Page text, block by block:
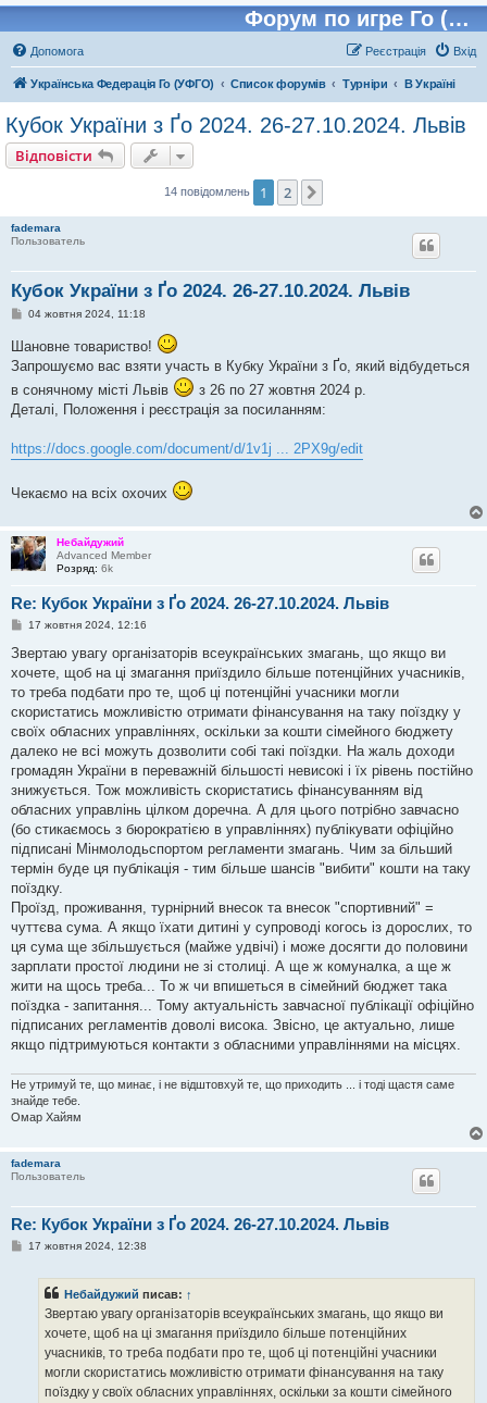
Форум по игре Го (Бадук, Вейчи)
Допомога Вхід
Реєстрація
Українська Федерація Го (УФГО) Список форумів Турніри В Україні
Кубок України з Ґо 2024. 26-27.10.2024. Львів
Відповісти
14 повідомлень 1 2
fademara
Пользователь
Кубок України з Ґо 2024. 26-27.10.2024. Львів
П
і
д
м
е
н
я
04 жовтня 2024, 11:18
Шановне товариство!
Запрошуємо вас взяти участь в Кубку України з Ґо, який відбудеться
в сонячному місті Львів
з 26 по 27 жовтня 2024 р.
Деталі, Положення і реєстрація за посиланням:
https://docs.google.com/document/d/1v1j ... 2PX9g/edit
Чекаємо на всіх охочих
Небайдужий
Advanced Member
Розряд: 6k
Re: Кубок України з Ґо 2024. 26-27.10.2024. Львів
П
в
д
о
л
е
н
я
17 жовтня 2024, 12:16
Звертаю увагу організаторів всеукраїнських змагань, що якщо ви
хочете, щоб на ці змагання приїздило більше потенційних учасників,
то треба подбати про те, щоб ці потенційні учасники могли
скористатись можливістю отримати фінансування на таку поїздку у
своїх обласних управліннях, оскільки за кошти сімейного бюджету
далеко не всі можуть дозволити собі такі поїздки. На жаль доходи
громадян України в переважній більшості невисокі і їх рівень постійно
знижується. Тож можливість скористатись фінансуванням від
обласних управлінь цілком доречна. А для цього потрібно завчасно
(бо стикаємось з бюрократією в управліннях) публікувати офіційно
підписані Мінмолодьспортом регламенти змагань. Чим за більший
термін буде ця публікація - тим більше шансів "вибити" кошти на таку
поїздку.
Проїзд, проживання, турнірний внесок та внесок "спортивний" =
чуттєва сума. А якщо їхати дитині у супроводі когось із дорослих, то
ця сума ще збільшується (майже удвічі) і може досягти до половини
зарплати простої людини не зі столиці. А ще ж комуналка, а ще ж
жити на щось треба... То ж чи впишеться в сімейний бюджет така
поїздка - запитання... Тому актуальність завчасної публікації офіційно
підписаних регламентів доволі висока. Звісно, це актуально, лише
якщо підтримуються контакти з обласними управліннями на місцях.
Не утримуй те, що минає, і не відштовхуй те, що приходить ... і тоді щастя саме
знайде тебе.
Омар Хайям
fademara
Пользователь
Re: Кубок України з Ґо 2024. 26-27.10.2024. Львів
П17 жовтня 2024, 12:38
Небайдужий писав: ↑
Звертаю увагу організаторів всеукраїнських змагань, що якщо ви
хочете, щоб на ці змагання приїздило більше потенційних
учасників, то треба подбати про те, щоб ці потенційні учасники
могли скористатись можливістю отримати фінансування на таку
поїздку у своїх обласних управліннях, оскільки за кошти сімейного